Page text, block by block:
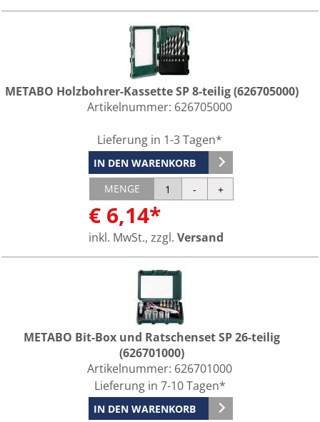
METABO Holzbohrer-Kassette SP 8-teilig (626705000)
Artikelnummer: 626705000
Lieferung in 1-3 Tagen*
IN DEN WARENKORB
MENGE
€ 6,14*
inkl. MwSt., zzgl. Versand
METABO Bit-Box und Ratschenset SP 26-teilig
(626701000)
Artikelnummer: 626701000
Lieferung in 7-10 Tagen*
IN DEN WARENKORB